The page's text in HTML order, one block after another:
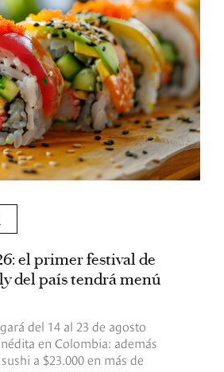
el primer festival de
del país tendrá menú
del 14 al 23 de agosto
en Colombia: además
a $23.000 en más de